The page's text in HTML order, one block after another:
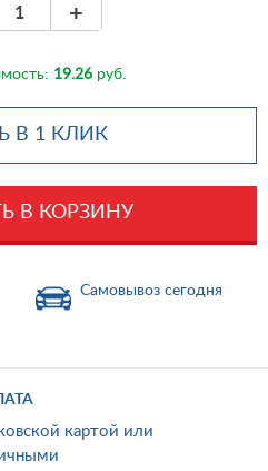
+
19.26руб.
В 1 КЛИК
В КОРЗИНУ
Самовывоз сегодня
картой или